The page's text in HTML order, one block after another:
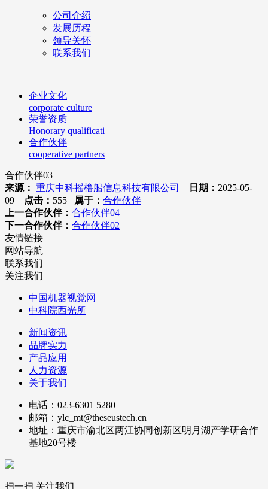
公司介绍
发展历程
领导关怀
联系我们
企业文化
corporate culture
荣誉资质
Honorary qualificati
合作伙伴
cooperative partners
合作伙伴03
来源： 重庆中科摇橹船信息科技有限公司 日期： 2025-05-
09
点击： 555 属于： 合作伙伴
上一合作伙伴： 合作伙伴04
下一合作伙伴： 合作伙伴02
友情链接
网站导航
联系我们
关注我们
中国机器视觉网
中科院西光所
新闻资讯
品牌实力
产品应用
人力资源
关于我们
电话：023-6301 5280
邮箱：ylc_mt@theseustech.cn
地址：重庆市渝北区两江协同创新区明月湖产学研合作
基地20号楼
扫一扫 关注我们